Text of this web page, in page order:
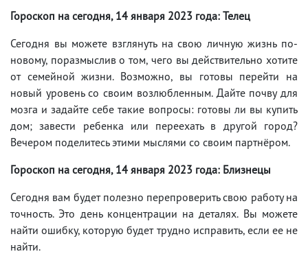
Гороскоп на сегодня, 14 января 2023 года: Телец
Сегодня вы можете взглянуть на свою личную жизнь по-
новому, поразмыслив о том, чего вы действительно хотите
от семейной жизни. Возможно, вы готовы перейти на
новый уровень со своим возлюбленным. Дайте почву для
мозга и задайте себе такие вопросы: готовы ли вы купить
дом; завести ребенка или переехать в другой город?
Вечером поделитесь этими мыслями со своим партнёром.
Гороскоп на сегодня, 14 января 2023 года: Близнецы
Сегодня вам будет полезно перепроверить свою работу на
точность. Это день концентрации на деталях. Вы можете
найти ошибку, которую будет трудно исправить, если ее не
найти.